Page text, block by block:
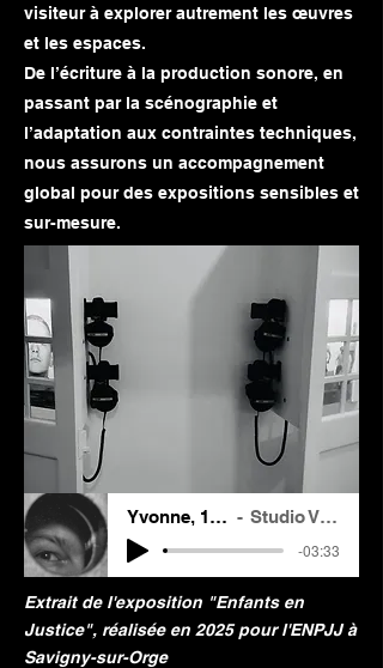
visiteur à explorer autrement les œuvres
et les espaces.
De l’écriture à la production sonore, en
passant par la scénographie et
l’adaptation aux contraintes techniques,
nous assurons un accompagnement
global pour des expositions sensibles et
sur-mesure.
Yvonne, 1955
Studio Vago
-03:33
Extrait de l'exposition "Enfants en
Justice", réalisée en 2025 pour l'ENPJJ à
Savigny-sur-Orge